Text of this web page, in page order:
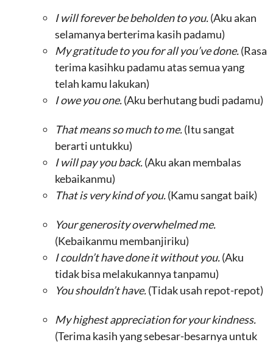
I will forever be beholden to you.(Aku akan
selamanya berterima kasih padamu)
My gratitude to you for all you’ve done.(Rasa
terima kasihku padamu atas semua yang
telah kamu lakukan)
I owe you one.(Aku berhutang budi padamu)
That means so much to me.(Itu sangat
berarti untukku)
I will pay you back.(Aku akan membalas
kebaikanmu)
That is very kind of you.(Kamu sangat baik)
Your generosity overwhelmed me.
(Kebaikanmu membanjiriku)
I couldn’t have done it without you.(Aku
tidak bisa melakukannya tanpamu)
You shouldn’t have.(Tidak usah repot-repot)
My highest appreciation for your kindness.
(Terima kasih yang sebesar-besarnya untuk